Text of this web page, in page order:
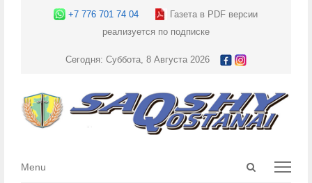
+7 776 701 74 04
Газета в PDF версии
реализуется по подписке
Сегодня: Суббота, 8 Августа 2026
Open
Menu
Menu